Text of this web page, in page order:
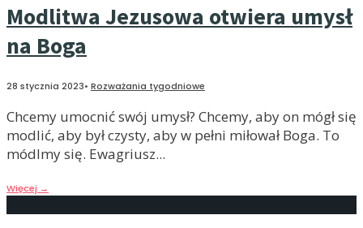
Modlitwa Jezusowa otwiera umysł
na Boga
28 stycznia 2023• Rozważania tygodniowe
Chcemy umocnić swój umysł? Chcemy, aby on mógł się
modlić, aby był czysty, aby w pełni miłował Boga. To
módlmy się. Ewagriusz...
Więcej →